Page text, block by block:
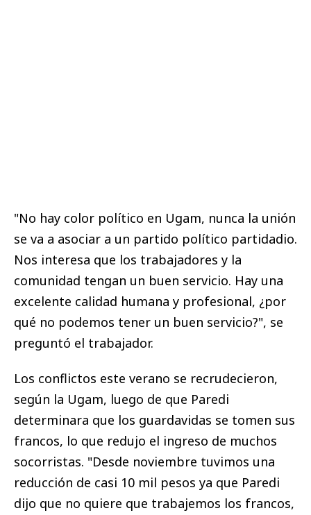
"No hay color político en Ugam, nunca la unión
se va a asociar a un partido político partidadio.
Nos interesa que los trabajadores y la
comunidad tengan un buen servicio. Hay una
excelente calidad humana y profesional, ¿por
qué no podemos tener un buen servicio?", se
preguntó el trabajador.
Los conflictos este verano se recrudecieron,
según la Ugam, luego de que Paredi
determinara que los guardavidas se tomen sus
francos, lo que redujo el ingreso de muchos
socorristas. "Desde noviembre tuvimos una
reducción de casi 10 mil pesos ya que Paredi
dijo que no quiere que trabajemos los francos,